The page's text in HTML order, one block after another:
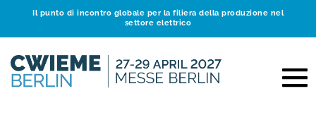
Il punto di incontro globale per la filiera della produzione nel
settore elettrico